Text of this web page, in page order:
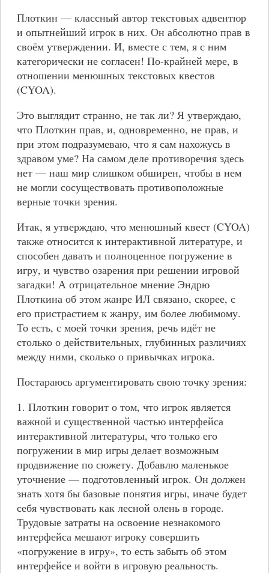
Плоткин — классный автор текстовых адвентюр
и опытнейший игрок в них. Он абсолютно прав в
своём утверждении. И, вместе с тем, я с ним
категорически не согласен! По-крайней мере, в
отношении менюшных текстовых квестов
(CYOA).
Это выглядит странно, не так ли? Я утверждаю,
что Плоткин прав, и, одновременно, не прав, и
при этом подразумеваю, что я сам нахожусь в
здравом уме? На самом деле противоречия здесь
нет — наш мир слишком обширен, чтобы в нем
не могли сосуществовать противоположные
верные точки зрения.
Итак, я утверждаю, что менюшный квест (CYOA)
также относится к интерактивной литературе, и
способен давать и полноценное погружение в
игру, и чувство озарения при решении игровой
загадки! А отрицательное мнение Эндрю
Плоткина об этом жанре ИЛ связано, скорее, с
его пристрастием к жанру, им более любимому.
То есть, с моей точки зрения, речь идёт не
столько о действительных, глубинных различиях
между ними, сколько о привычках игрока.
Постараюсь аргументировать свою точку зрения:
1. Плоткин говорит о том, что игрок является
важной и существенной частью интерфейса
интерактивной литературы, что только его
погружении в мир игры делает возможным
продвижение по сюжету. Добавлю маленькое
уточнение — подготовленный игрок. Он должен
знать хотя бы базовые понятия игры, иначе будет
себя чувствовать как лесной олень в городе.
Трудовые затраты на освоение незнакомого
интерфейса мешают игроку совершить
«погружение в игру», то есть забыть об этом
интерфейсе и войти в игровую реальность.